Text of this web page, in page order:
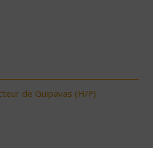
de Guipavas (H/F)